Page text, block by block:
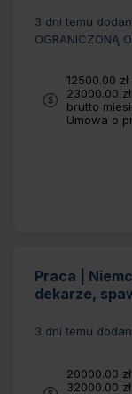
3 dni temu
OGRANICZONĄ
12500.00 zł
23000.00 zł
brutto
Typ umowy:
Umowa o
Praca |
dekarze,
3 dni temu
20000.00
32000.00 zł